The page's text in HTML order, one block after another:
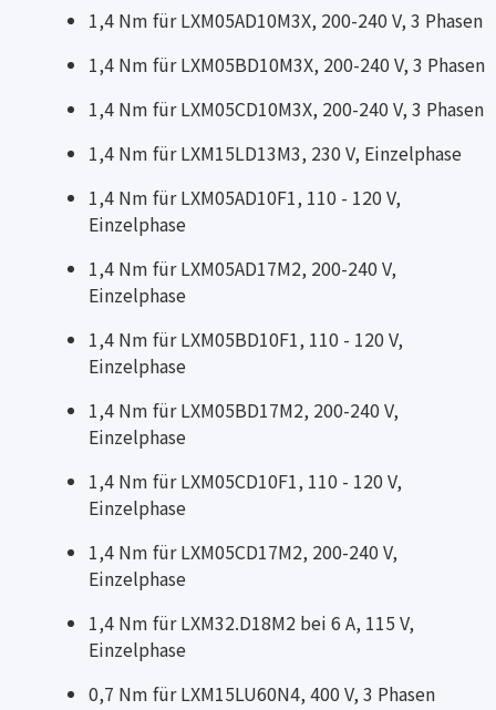
1,4 Nm für LXM05AD10M3X, 200-240 V, 3 Phasen
1,4 Nm für LXM05BD10M3X, 200-240 V, 3 Phasen
1,4 Nm für LXM05CD10M3X, 200-240 V, 3 Phasen
1,4 Nm für LXM15LD13M3, 230 V, Einzelphase
1,4 Nm für LXM05AD10F1, 110 - 120 V,
Einzelphase
1,4 Nm für LXM05AD17M2, 200-240 V,
Einzelphase
1,4 Nm für LXM05BD10F1, 110 - 120 V,
Einzelphase
1,4 Nm für LXM05BD17M2, 200-240 V,
Einzelphase
1,4 Nm für LXM05CD10F1, 110 - 120 V,
Einzelphase
1,4 Nm für LXM05CD17M2, 200-240 V,
Einzelphase
1,4 Nm für LXM32.D18M2 bei 6 A, 115 V,
Einzelphase
0,7 Nm für LXM15LU60N4, 400 V, 3 Phasen